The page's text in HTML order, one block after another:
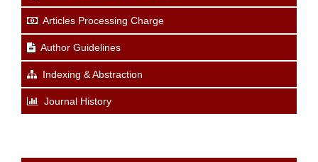
Articles Processing Charge
Author Guidelines
Indexing & Abstraction
Journal History